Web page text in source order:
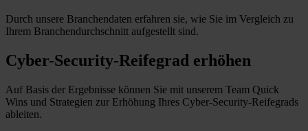
Durch unsere Branchendaten erfahren sie, wie Sie im Vergleich zu
Ihrem Branchendurchschnitt aufgestellt sind.
Cyber-Security-Reifegrad erhöhen
Auf Basis der Ergebnisse können Sie mit unserem Team Quick
Wins und Strategien zur Erhöhung Ihres Cyber-Security-Reifegrads
ableiten.